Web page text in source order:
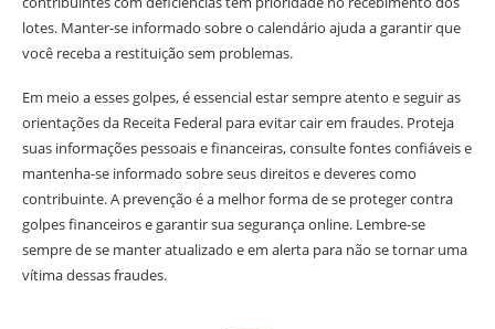
lotes. Manter-se informado sobre o calendário ajuda a garantir que
você receba a restituição sem problemas.
Em meio a esses golpes, é essencial estar sempre atento e seguir as
orientações da Receita Federal para evitar cair em fraudes. Proteja
suas informações pessoais e financeiras, consulte fontes confiáveis e
mantenha-se informado sobre seus direitos e deveres como
contribuinte. A prevenção é a melhor forma de se proteger contra
golpes financeiros e garantir sua segurança online. Lembre-se
sempre de se manter atualizado e em alerta para não se tornar uma
vítima dessas fraudes.